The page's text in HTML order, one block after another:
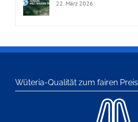
22. März 2026
Wüteria-Qualität zum fairen Preis